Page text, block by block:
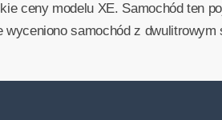
ceny modelu XE. Samochód ten
samochód z